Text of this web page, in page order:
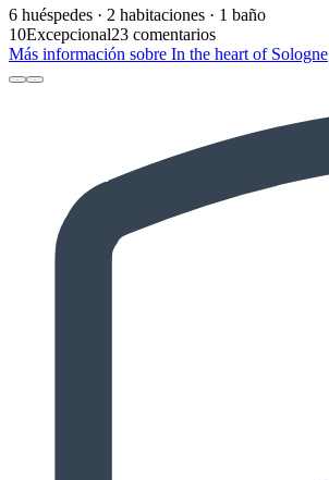
6 huéspedes · 2 habitaciones · 1 baño
10Excepcional23 comentarios
Más información sobre In the heart of Sologne